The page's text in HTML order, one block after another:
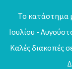
Το κατάστημα
Ιουλίου -
Καλές διακοπές